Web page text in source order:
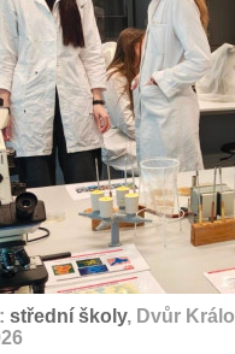
střední školy, Dvůr